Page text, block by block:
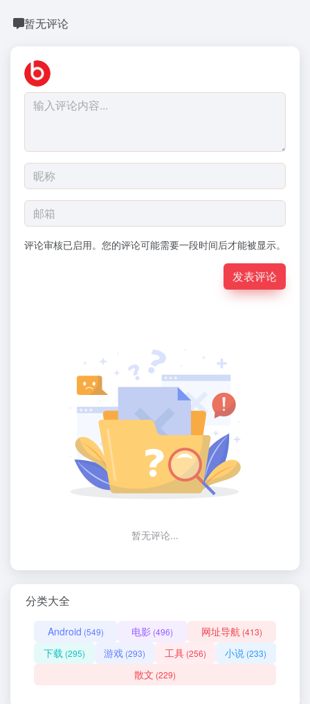
暂无评论
评论审核已启用。您的评论可能需要一段时间后才能被显示。
发表评论
暂无评论...
分类大全
Android (549) 电影 (496) 网址导航 (413)
下载 (295) 游戏 (293) 工具(256) 小说 (233)
散文 (229)